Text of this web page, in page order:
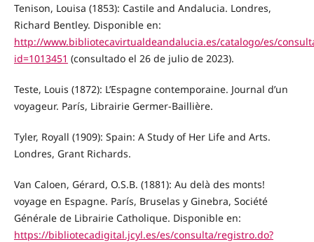
Tenison, Louisa (1853): Castile and Andalucia. Londres,
Richard Bentley. Disponible en:
http://www.bibliotecavirtualdeandalucia.es/catalogo/es/
id=1013451 (consultado el 26 de julio de 2023).
Teste, Louis (1872): L’Espagne contemporaine. Journal d’un
voyageur. París, Librairie Germer-Baillière.
Tyler, Royall (1909): Spain: A Study of Her Life and Arts.
Londres, Grant Richards.
Van Caloen, Gérard, O.S.B. (1881): Au delà des monts!
voyage en Espagne. París, Bruselas y Ginebra, Société
Générale de Librairie Catholique. Disponible en:
https://bibliotecadigital.jcyl.es/es/consulta/registro.do?